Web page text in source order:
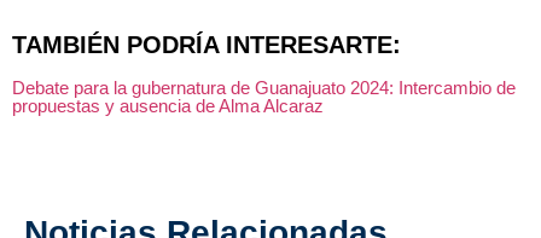
TAMBIÉN PODRÍA INTERESARTE:
Debate para la gubernatura de Guanajuato 2024: Intercambio de
propuestas y ausencia de Alma Alcaraz